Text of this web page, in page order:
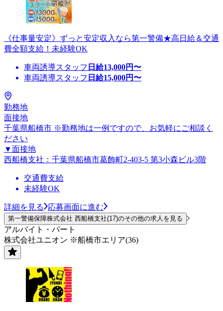
《仕事量安定》ずっと安定収入なら第一警備★高日給＆交通
費全額支給！未経験OK
車両誘導スタッフ 日給13,000円〜
車両誘導スタッフ 日給15,000円〜
勤務地
面接地
千葉県船橋市 ※勤務地は一例ですので、お気軽にご相談く
ださい
▼面接地
西船橋支社：千葉県船橋市葛飾町2-403-5 第3小森ビル3階
交通費支給
未経験OK
詳細を見る 応募画面に進む
第一警備保障株式会社 西船橋支社(17)のその他の求人を見る
アルバイト・パート
株式会社ユニオン ※船橋市エリア(36)